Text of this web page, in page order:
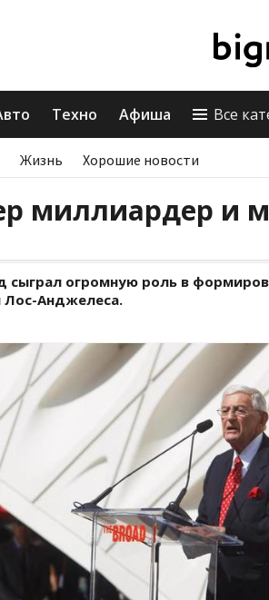
Техно Афиша Все
Жизнь Хорошие новости
миллиардер и
сыграл огромную роль в
Лос-Анджелеса.